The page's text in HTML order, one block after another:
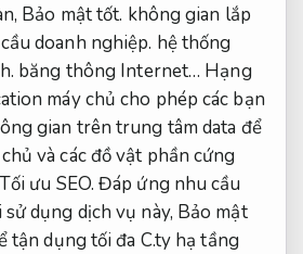
Bảo mật tốt. không gian lắp
doanh nghiệp. hệ thống
băng thông Internet… Hạng
máy chủ cho phép các bạn
gian trên trung tâm data để
và các đồ vật phần cứng
Tối ưu SEO. Đáp ứng nhu cầu
sử dụng dịch vụ này, Bảo mật
tận dụng tối đa C.ty hạ tầng